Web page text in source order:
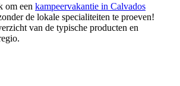
om een kampeervakantie in Calvados
de lokale specialiteiten te proeven!
van de typische producten en